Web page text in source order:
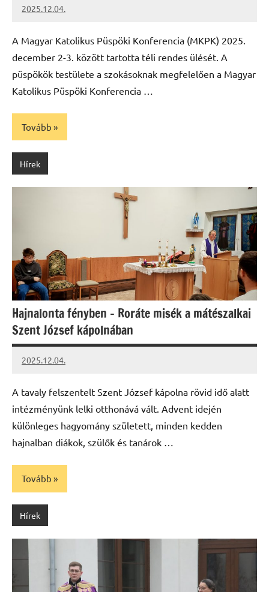
2025.12.04.
Leiszt
A Magyar Katolikus Püspöki Konferencia (MKPK) 2025.
december 2-3. között tartotta téli rendes ülését. A
püspökök testülete a szokásoknak megfelelően a Magyar
Katolikus Püspöki Konferencia …
Tovább
Hírek
Hajnalonta fényben – Roráte misék a mátészalkai
Szent József kápolnában
2025.12.04.
Leiszt
A tavaly felszentelt Szent József kápolna rövid idő alatt
intézményünk lelki otthonává vált. Advent idején
különleges hagyomány született, minden kedden
hajnalban diákok, szülők és tanárok …
Tovább
Hírek